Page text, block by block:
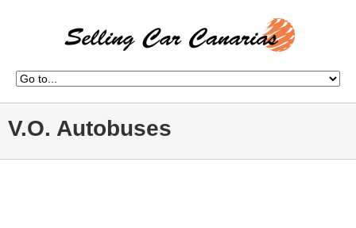
V.O. Autobuses